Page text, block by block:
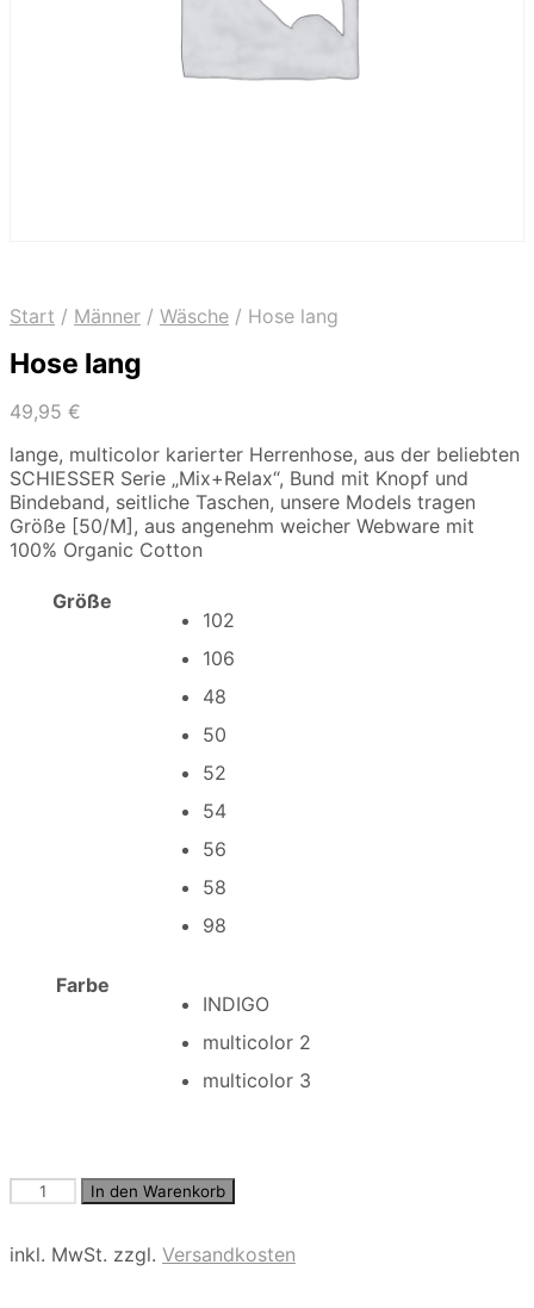
Start / Männer / Wäsche / Hose lang
Hose lang
49,95 €
lange, multicolor karierter Herrenhose, aus der beliebten
SCHIESSER Serie „Mix+Relax“, Bund mit Knopf und
Bindeband, seitliche Taschen, unsere Models tragen
Größe [50/M], aus angenehm weicher Webware mit
100% Organic Cotton
Größe
102
106
48
50
52
54
56
58
98
Farbe
INDIGO
multicolor 2
multicolor 3
Hose
In den Warenkorb
inkl. MwSt. zzgl. Versandkosten